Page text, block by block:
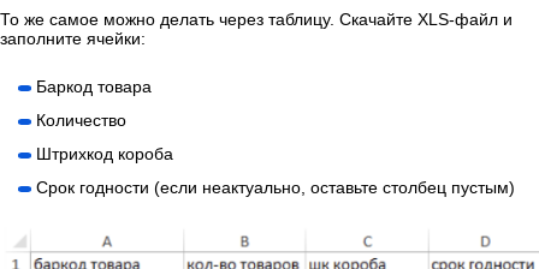
То же самое можно делать через таблицу. Скачайте XLS-файл и
заполните ячейки:
Баркод товара
Количество
Штрихкод короба
Срок годности (если неактуально, оставьте столбец пустым)